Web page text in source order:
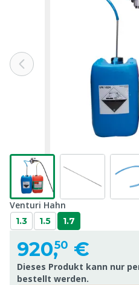
Venturi Hahn
1.3 1.5 1.7
920,50 €
Dieses Produkt kann nur
bestellt werden.